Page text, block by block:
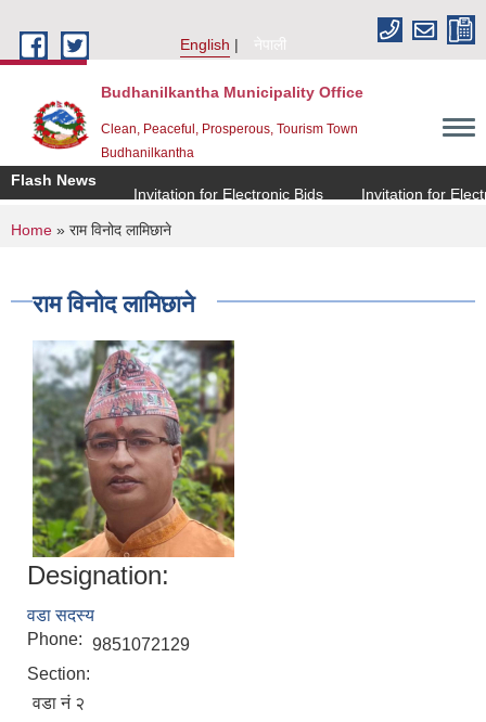
English
नेपाली
Budhanilkantha Municipality Office
Clean, Peaceful, Prosperous, Tourism Town
Budhanilkantha
Flash News
Invitation for Electronic Bids
Invitation for
You are here
Home » राम विनोद लामिछाने
राम विनोद लामिछाने
Designation:
वडा सदस्य
Phone: 9851072129
Section:
वडा नं २